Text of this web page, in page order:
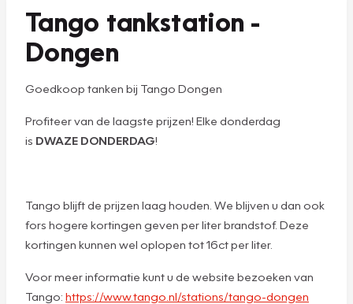
Tango tankstation -
Dongen
Goedkoop tanken bij Tango Dongen
Profiteer van de laagste prijzen! Elke donderdag
is DWAZE DONDERDAG!
Tango blijft de prijzen laag houden. We blijven u dan ook
fors hogere kortingen geven per liter brandstof. Deze
kortingen kunnen wel oplopen tot 16ct per liter.
Voor meer informatie kunt u de website bezoeken van
Tango: https://www.tango.nl/stations/tango-dongen